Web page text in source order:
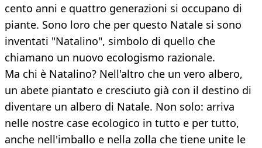
cento anni e quattro generazioni si occupano di
piante. Sono loro che per questo Natale si sono
inventati "Natalino", simbolo di quello che
chiamano un nuovo ecologismo razionale.
Ma chi è Natalino? Nell'altro che un vero albero,
un abete piantato e cresciuto già con il destino di
diventare un albero di Natale. Non solo: arriva
nelle nostre case ecologico in tutto e per tutto,
anche nell'imballo e nella zolla che tiene unite le